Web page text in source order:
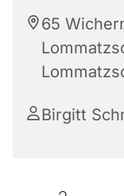
65
Birgitt